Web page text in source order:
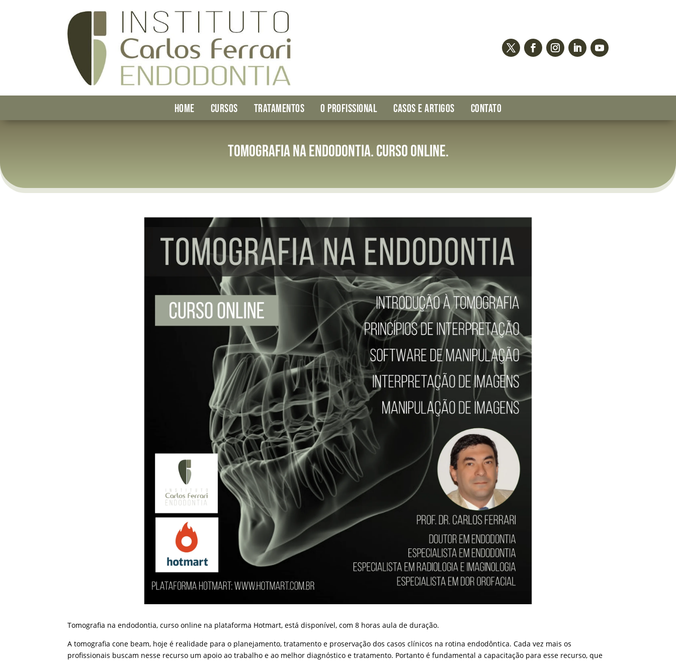
HOME CURSOS TRATAMENTOS O PROFISSIONAL CASOS E ARTIGOS CONTATO
Tomografia na endodontia. Curso online.
Tomografia na endodontia, curso online na plataforma Hotmart, está disponível, com 8 horas aula de duração.
A tomografia cone beam, hoje é realidade para o planejamento, tratamento e proservação dos casos clínicos na rotina endodôntica. Cada vez mais os
profissionais buscam nesse recurso um apoio ao trabalho e ao melhor diagnóstico e tratamento. Portanto é fundamental a capacitação para esse recurso, que